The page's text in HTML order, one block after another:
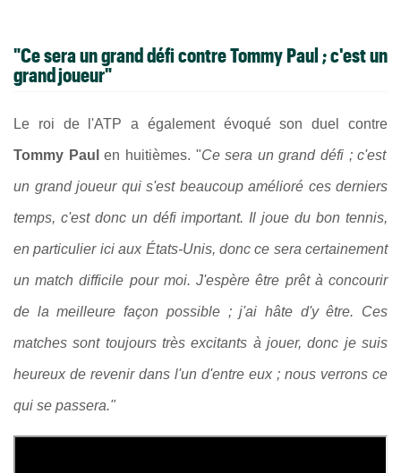
"Ce sera un grand défi contre Tommy Paul ; c'est un
grand joueur"
Le roi de l'ATP a également évoqué son duel contre
Tommy Paulen huitièmes. "Ce sera un grand défi ; c'est
un grand joueur qui s'est beaucoup amélioré ces derniers
temps, c'est donc un défi important. Il joue du bon tennis,
en particulier ici aux États-Unis, donc ce sera certainement
un match difficile pour moi. J'espère être prêt à concourir
de la meilleure façon possible ; j'ai hâte d'y être. Ces
matches sont toujours très excitants à jouer, donc je suis
heureux de revenir dans l'un d'entre eux ; nous verrons ce
qui se passera."